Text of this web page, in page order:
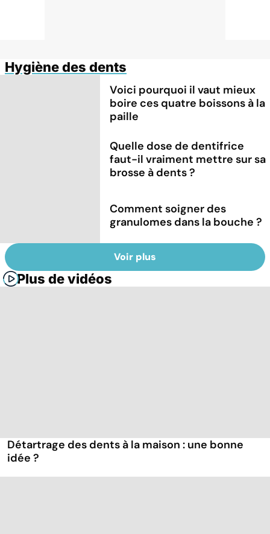
Hygiène des dents
Voici pourquoi il vaut mieux
boire ces quatre boissons à la
paille
Quelle dose de dentifrice
faut-il vraiment mettre sur sa
brosse à dents ?
Comment soigner des
granulomes dans la bouche ?
Voir plus
Plus de vidéos
Détartrage des dents à la maison : une bonne
idée ?